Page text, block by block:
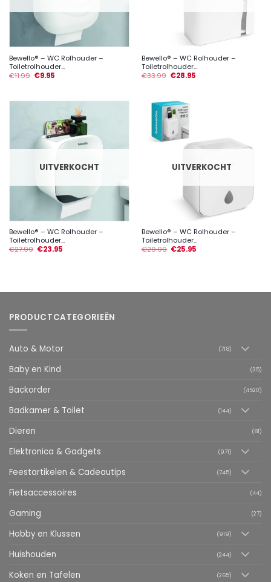
Bewello® – WC Rolhouder –
Toiletrolhouder...
€11.99 €9.95
Bewello® – WC Rolhouder –
Toiletrolhouder...
€33.99 €28.95
UITVERKOCHT
Bewello® – WC Rolhouder –
Toiletrolhouder...
€27.99 €23.95
UITVERKOCHT
Bewello® – WC Rolhouder –
Toiletrolhouder...
€29.99 €25.95
PRODUCTCATEGORIEËN
Auto & Motor (718)
Baby en Kind (35)
Backorder (4520)
Badkamer & Toilet (144)
Dieren (81)
Elektronica & Gadgets (971)
Feestartikelen & Cadeautips (745)
Fietsaccessoires (44)
Gaming (27)
Hobby en Klussen (919)
Huishouden (244)
Koken en Tafelen (265)